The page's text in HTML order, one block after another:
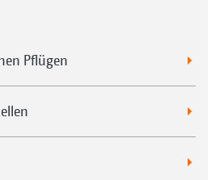
Pflügen